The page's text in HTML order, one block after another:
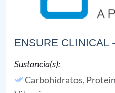
ENSURE CLINICAL
Sustancia(s):
Carbohidratos,